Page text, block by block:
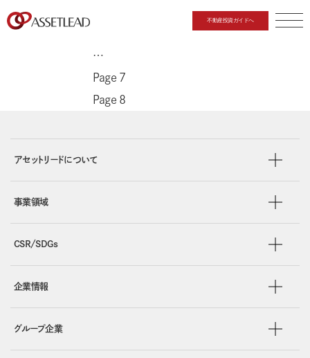
不動産投資ガイドへ
…
Page 7
Page 8
アセットリードについて
事業領域
CSR/SDGs
企業情報
グループ企業